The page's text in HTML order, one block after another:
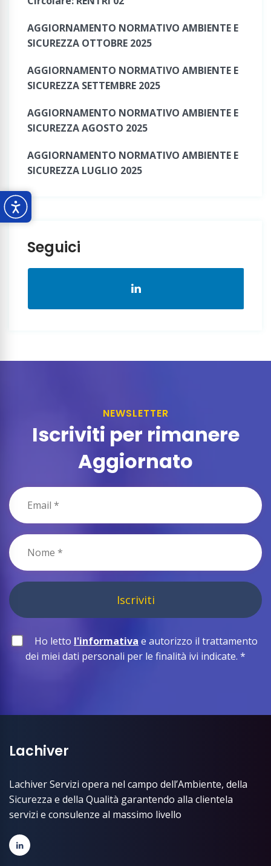
AGGIORNAMENTO NORMATIVO AMBIENTE E
SICUREZZA OTTOBRE 2025
AGGIORNAMENTO NORMATIVO AMBIENTE E
SICUREZZA SETTEMBRE 2025
AGGIORNAMENTO NORMATIVO AMBIENTE E
SICUREZZA AGOSTO 2025
AGGIORNAMENTO NORMATIVO AMBIENTE E
SICUREZZA LUGLIO 2025
Seguici
NEWSLETTER
Iscriviti per rimanere
Aggiornato
Iscriviti
Ho letto l'informativa e autorizzo il trattamento
dei miei dati personali per le finalità ivi indicate. *
Lachiver
Lachiver Servizi opera nel campo dell’Ambiente, della
Sicurezza e della Qualità garantendo alla clientela
servizi e consulenze al massimo livello